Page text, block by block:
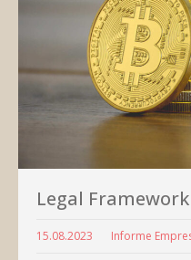
Legal
15.08.2023 Informe